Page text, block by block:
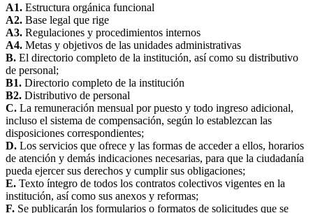
A1. Estructura orgánica funcional
A2. Base legal que rige
A3. Regulaciones y procedimientos internos
A4. Metas y objetivos de las unidades administrativas
B. El directorio completo de la institución, así como su distributivo
de personal;
B1. Directorio completo de la institución
B2. Distributivo de personal
C. La remuneración mensual por puesto y todo ingreso adicional,
incluso el sistema de compensación, según lo establezcan las
disposiciones correspondientes;
D. Los servicios que ofrece y las formas de acceder a ellos, horarios
de atención y demás indicaciones necesarias, para que la ciudadanía
pueda ejercer sus derechos y cumplir sus obligaciones;
E. Texto íntegro de todos los contratos colectivos vigentes en la
institución, así como sus anexos y reformas;
F. Se publicarán los formularios o formatos de solicitudes que se